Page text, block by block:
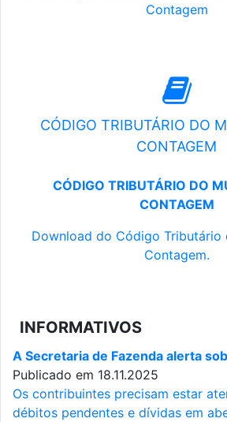
Contagem
CÓDIGO TRIBUTÁRIO DO
CONTAGEM
CÓDIGO TRIBUTÁRIO DO
CONTAGEM
Download do Código Tributário
Contagem.
INFORMATIVOS
A Secretaria de Fazenda alerta
Publicado em 18.11.2025
Os contribuintes precisam estar
débitos pendentes e dívidas em